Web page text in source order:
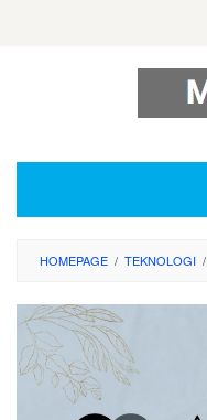
HOMEPAGE / TEKNOLOGI /